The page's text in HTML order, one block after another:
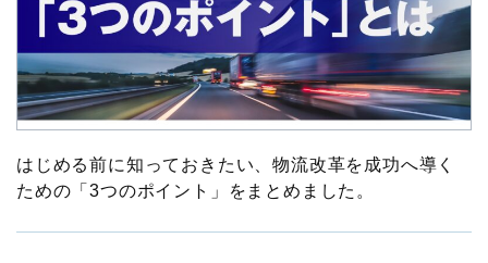
メールマガジン
機関誌
その他
交通アクセス
関連団体・機関
企業・大学交流会
新年賀詞交歓会・新春の集い
物流統括管理者連携推進会議
講演・発表会
テーマ別情報
物流の2024年問題
サプライチェーンマネジメント
はじめる前に知っておきたい、物流改革を成功へ導く
ための「3つのポイント」をまとめました。